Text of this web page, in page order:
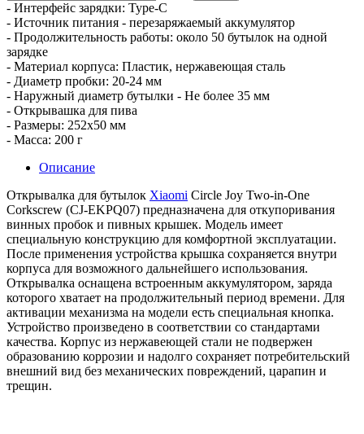
- Интерфейс зарядки: Type-C
- Источник питания - перезаряжаемый аккумулятор
- Продолжительность работы: около 50 бутылок на одной
зарядке
- Материал корпуса: Пластик, нержавеющая сталь
- Диаметр пробки: 20-24 мм
- Наружный диаметр бутылки - Не более 35 мм
- Открывашка для пива
- Размеры: 252х50 мм
- Масса: 200 г
Описание
Открывалка для бутылок Xiaomi Circle Joy Two-in-One
Corkscrew (CJ-EKPQ07) предназначена для откупоривания
винных пробок и пивных крышек. Модель имеет
специальную конструкцию для комфортной эксплуатации.
После применения устройства крышка сохраняется внутри
корпуса для возможного дальнейшего использования.
Открывалка оснащена встроенным аккумулятором, заряда
которого хватает на продолжительный период времени. Для
активации механизма на модели есть специальная кнопка.
Устройство произведено в соответствии со стандартами
качества. Корпус из нержавеющей стали не подвержен
образованию коррозии и надолго сохраняет потребительский
внешний вид без механических повреждений, царапин и
трещин.